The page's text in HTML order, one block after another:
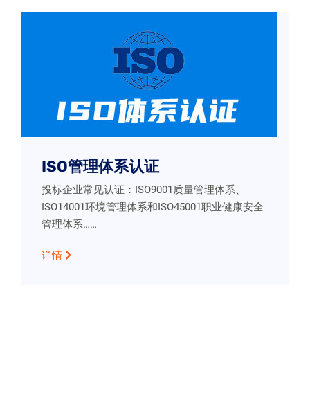
ISO管理体系认证
投标企业常见认证：ISO9001质量管理体系、
ISO14001环境管理体系和ISO45001职业健康安全
管理体系……
详情